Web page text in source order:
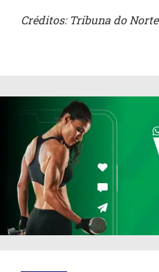
Créditos: Tribuna do Norte